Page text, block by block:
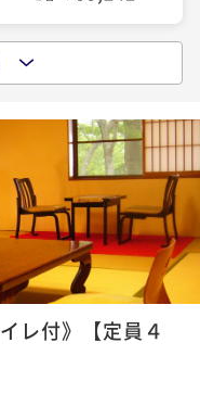
》《朝夕部屋食》
酒プラン
用で
最大7％OFF
¥63,800~
2名 ¥ 59,334 ~
る「 特別会席」プ
レ付》【定員４